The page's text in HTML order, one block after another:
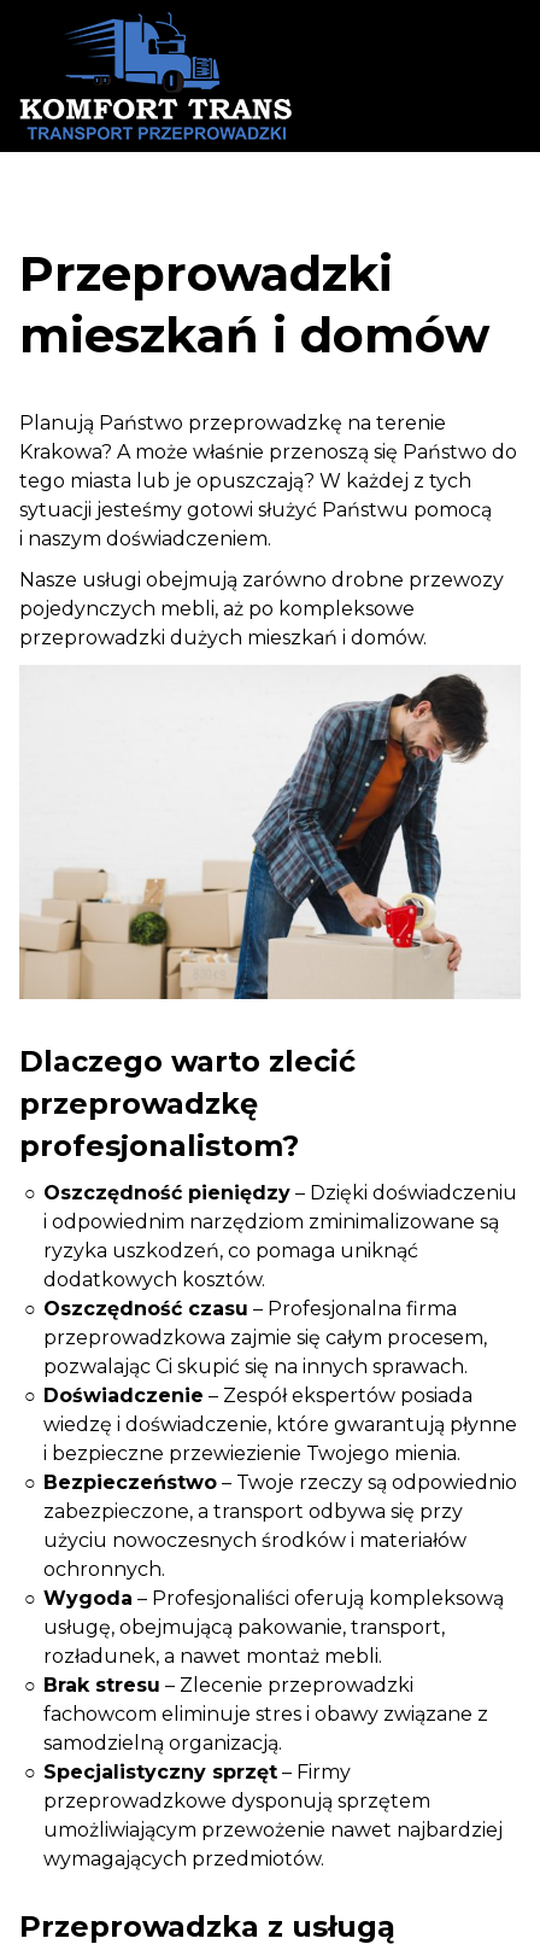
Przeprowadzki
mieszkań i domów
Planują Państwo przeprowadzkę na terenie
Krakowa? A może właśnie przenoszą się Państwo do
tego miasta lub je opuszczają? W każdej z tych
sytuacji jesteśmy gotowi służyć Państwu pomocą
i naszym doświadczeniem.
Nasze usługi obejmują zarówno drobne przewozy
pojedynczych mebli, aż po kompleksowe
przeprowadzki dużych mieszkań i domów.
Dlaczego warto zlecić
przeprowadzkę
profesjonalistom?
Oszczędność pieniędzy – Dzięki doświadczeniu
i odpowiednim narzędziom zminimalizowane są
ryzyka uszkodzeń, co pomaga uniknąć
dodatkowych kosztów.
Oszczędność czasu – Profesjonalna firma
przeprowadzkowa zajmie się całym procesem,
pozwalając Ci skupić się na innych sprawach.
Doświadczenie – Zespół ekspertów posiada
wiedzę i doświadczenie, które gwarantują płynne
i bezpieczne przewiezienie Twojego mienia.
Bezpieczeństwo – Twoje rzeczy są odpowiednio
zabezpieczone, a transport odbywa się przy
użyciu nowoczesnych środków i materiałów
ochronnych.
Wygoda – Profesjonaliści oferują kompleksową
usługę, obejmującą pakowanie, transport,
rozładunek, a nawet montaż mebli.
Brak stresu – Zlecenie przeprowadzki
fachowcom eliminuje stres i obawy związane z
samodzielną organizacją.
Specjalistyczny sprzęt – Firmy
przeprowadzkowe dysponują sprzętem
umożliwiającym przewożenie nawet najbardziej
wymagających przedmiotów.
Przeprowadzka z usługą